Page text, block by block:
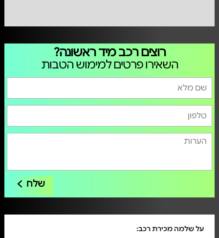
רוצים רכב מיד ראשונה?
השאירו פרטים למימוש הטבות
שלח
על שלמה מכירת רכב: